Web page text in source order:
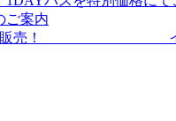
ご案内
早く販売！ イブニ